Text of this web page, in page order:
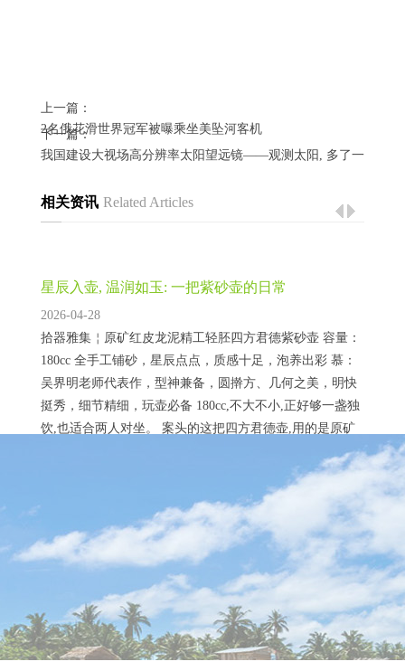
上一篇：
2名俄花滑世界冠军被曝乘坐美坠河客机
下一篇：
我国建设大视场高分辨率太阳望远镜——观测太阳, 多了一双“慧
相关资讯 Related Articles
星辰入壶, 温润如玉: 一把紫砂壶的日常
2026-04-28
拾器雅集￤原矿红皮龙泥精工轻胚四方君德紫砂壶 容量：
180cc 全手工铺砂，星辰点点，质感十足，泡养出彩 慕：
吴界明老师代表作，型神兼备，圆擀方、几何之美，明快
挺秀，细节精细，玩壶必备 180cc,不大不小,正好够一盏独
饮,也适合两人对坐。 案头的这把四方君德壶,用的是原矿
红皮龙泥。上手第一感觉是轻,轻胚不是偷工减料,而是精工
细作后的恰到好处——握在手里,分量是踏实的,却不压手。
东方大国航天任务面临挑战, 太空安全成为焦点
近日，神舟二十二号应急救援飞船成功发射，这一任务备
受瞩目，因为它关乎到东方大国在太空领域的成就和未来
发展。在这次发射任务背后，却隐藏着一些不容忽视的挑
战和困难，尤其是在太空安全方面。 一、神舟二十二号应
急救援飞船发射成功 神舟二十二号应急救援飞船的成功发
射，标志着东方大国在载人航天领域的又一次重要突破。